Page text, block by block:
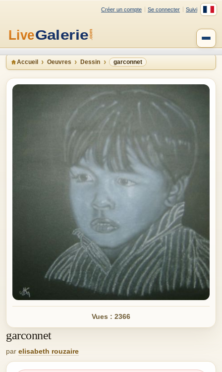
Créer un compte Se connecter Suivi
Accueil Oeuvres Dessin garconnet
Vues : 2366
garconnet
par elisabeth rouzaire